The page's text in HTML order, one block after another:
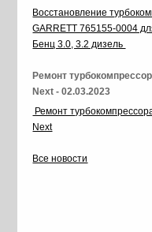
Восстановление
GARRETT 765155-0004
Бенц 3.0, 3.2 дизель
Ремонт
Next - 02.03.2023
Ремонт
Next
Все новости